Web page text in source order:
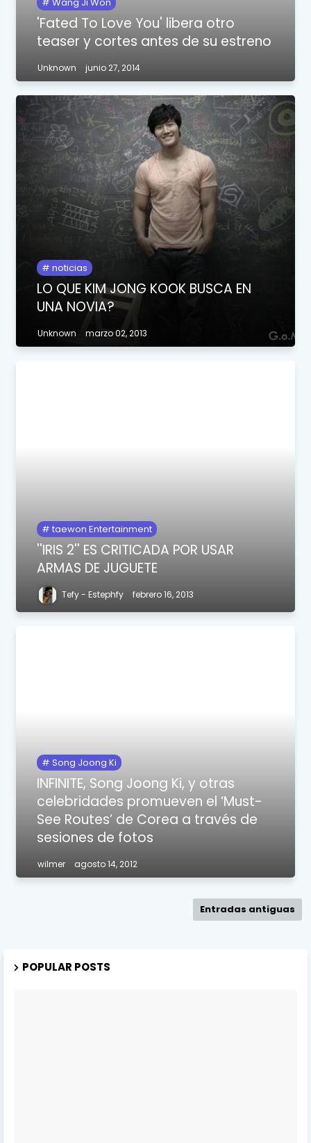
'Fated To Love You' libera otro
teaser y cortes antes de su estreno
Unknown junio 27, 2014
noticias
LO QUE KIM JONG KOOK BUSCA EN
UNA NOVIA?
Unknown marzo 02, 2013
taewon Entertainment
''IRIS 2'' ES CRITICADA POR USAR
ARMAS DE JUGUETE
Tefy - Estephfy febrero 16, 2013
Song Joong Ki
INFINITE, Song Joong Ki, y otras
celebridades promueven el ‘Must-
See Routes’ de Corea a través de
sesiones de fotos
wilmer agosto 14, 2012
Entradas antiguas
POPULAR POSTS